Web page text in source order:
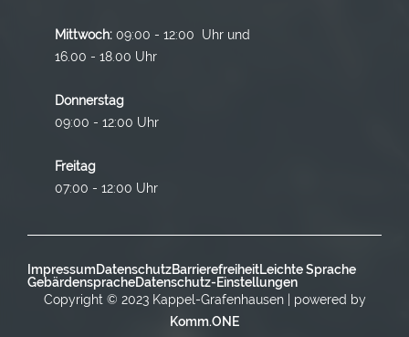
Mittwoch: 09:00 - 12:00 Uhr und
16.00 - 18.00 Uhr
Donnerstag
09:00 - 12:00 Uhr
Freitag
07:00 - 12:00 Uhr
ImpressumDatenschutzBarrierefreiheitLeichte Sprache
GebärdenspracheDatenschutz-Einstellungen
Copyright © 2023 Kappel-Grafenhausen | powered by
Komm.ONE